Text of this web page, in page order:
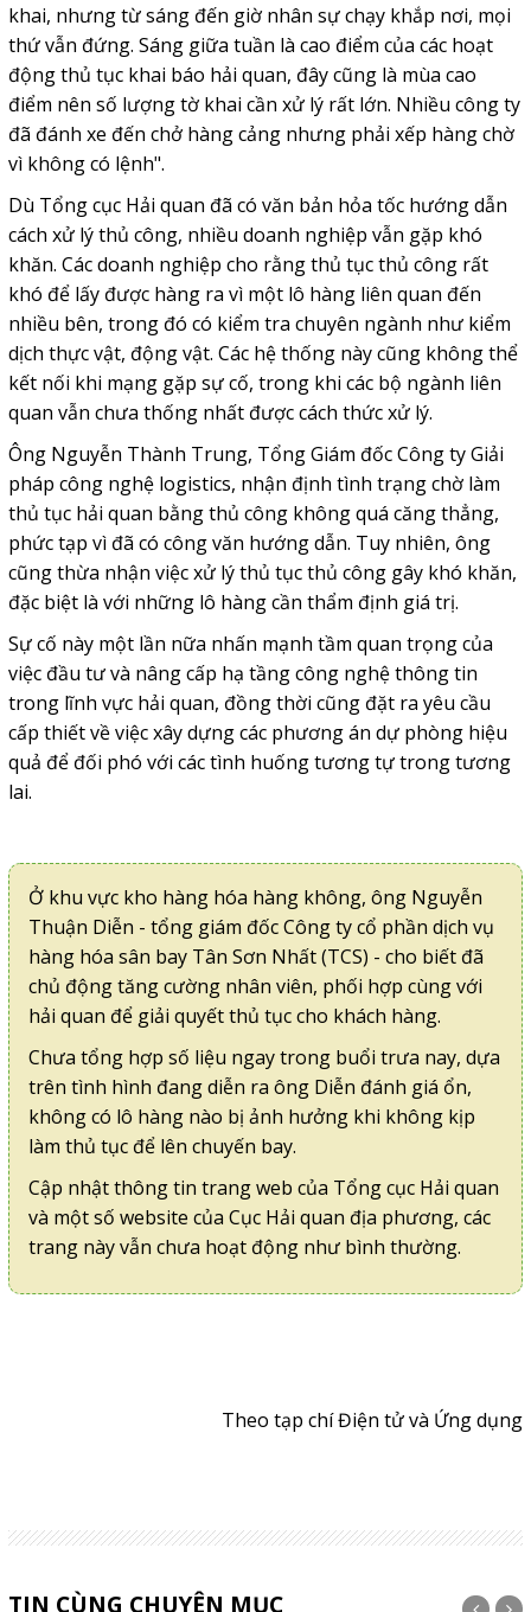
khai, nhưng từ sáng đến giờ nhân sự chạy khắp nơi, mọi
thứ vẫn đứng. Sáng giữa tuần là cao điểm của các hoạt
động thủ tục khai báo hải quan, đây cũng là mùa cao
điểm nên số lượng tờ khai cần xử lý rất lớn. Nhiều công ty
đã đánh xe đến chở hàng cảng nhưng phải xếp hàng chờ
vì không có lệnh".
Dù Tổng cục Hải quan đã có văn bản hỏa tốc hướng dẫn
cách xử lý thủ công, nhiều doanh nghiệp vẫn gặp khó
khăn. Các doanh nghiệp cho rằng thủ tục thủ công rất
khó để lấy được hàng ra vì một lô hàng liên quan đến
nhiều bên, trong đó có kiểm tra chuyên ngành như kiểm
dịch thực vật, động vật. Các hệ thống này cũng không thể
kết nối khi mạng gặp sự cố, trong khi các bộ ngành liên
quan vẫn chưa thống nhất được cách thức xử lý.
Ông Nguyễn Thành Trung, Tổng Giám đốc Công ty Giải
pháp công nghệ logistics, nhận định tình trạng chờ làm
thủ tục hải quan bằng thủ công không quá căng thẳng,
phức tạp vì đã có công văn hướng dẫn. Tuy nhiên, ông
cũng thừa nhận việc xử lý thủ tục thủ công gây khó khăn,
đặc biệt là với những lô hàng cần thẩm định giá trị.
Sự cố này một lần nữa nhấn mạnh tầm quan trọng của
việc đầu tư và nâng cấp hạ tầng công nghệ thông tin
trong lĩnh vực hải quan, đồng thời cũng đặt ra yêu cầu
cấp thiết về việc xây dựng các phương án dự phòng hiệu
quả để đối phó với các tình huống tương tự trong tương
lai.
Ở khu vực kho hàng hóa hàng không, ông Nguyễn
Thuận Diễn - tổng giám đốc Công ty cổ phần dịch vụ
hàng hóa sân bay Tân Sơn Nhất (TCS) - cho biết đã
chủ động tăng cường nhân viên, phối hợp cùng với
hải quan để giải quyết thủ tục cho khách hàng.
Chưa tổng hợp số liệu ngay trong buổi trưa nay, dựa
trên tình hình đang diễn ra ông Diễn đánh giá ổn,
không có lô hàng nào bị ảnh hưởng khi không kịp
làm thủ tục để lên chuyến bay.
Cập nhật thông tin trang web của Tổng cục Hải quan
và một số website của Cục Hải quan địa phương, các
trang này vẫn chưa hoạt động như bình thường.
Theo tạp chí Điện tử và Ứng dụng
TIN CÙNG CHUYÊN MỤC